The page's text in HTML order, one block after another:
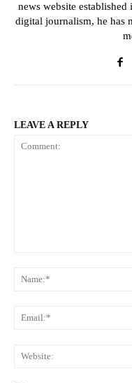
news website
digital journalism, he has
LEAVE A REPLY